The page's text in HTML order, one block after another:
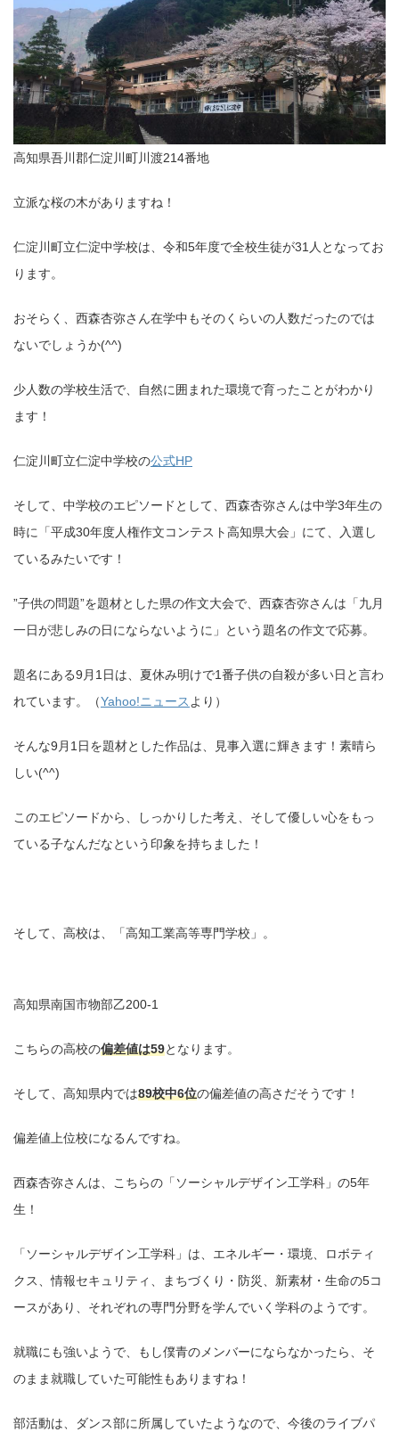
高知県吾川郡仁淀川町川渡214番地
立派な桜の木がありますね！
仁淀川町立仁淀中学校は、令和5年度で全校生徒が31人となってお
ります。
おそらく、西森杏弥さん在学中もそのくらいの人数だったのでは
ないでしょうか(^^)
少人数の学校生活で、自然に囲まれた環境で育ったことがわかり
ます！
仁淀川町立仁淀中学校の公式HP
そして、中学校のエピソードとして、西森杏弥さんは中学3年生の
時に「平成30年度人権作文コンテスト高知県大会」にて、入選し
ているみたいです！
”子供の問題”を題材とした県の作文大会で、西森杏弥さんは「九月
一日が悲しみの日にならないように」という題名の作文で応募。
題名にある9月1日は、夏休み明けで1番子供の自殺が多い日と言わ
れています。（Yahoo!ニュースより）
そんな9月1日を題材とした作品は、見事入選に輝きます！素晴ら
しい(^^)
このエピソードから、しっかりした考え、そして優しい心をもっ
ている子なんだなという印象を持ちました！
そして、高校は、「高知工業高等専門学校」。
高知県南国市物部乙200-1
こちらの高校の偏差値は59となります。
そして、高知県内では89校中6位の偏差値の高さだそうです！
偏差値上位校になるんですね。
西森杏弥さんは、こちらの「ソーシャルデザイン工学科」の5年
生！
「ソーシャルデザイン工学科」は、エネルギー・環境、ロボティ
クス、情報セキュリティ、まちづくり・防災、新素材・生命の5コ
ースがあり、それぞれの専門分野を学んでいく学科のようです。
就職にも強いようで、もし僕青のメンバーにならなかったら、そ
のまま就職していた可能性もありますね！
部活動は、ダンス部に所属していたようなので、今後のライブパ